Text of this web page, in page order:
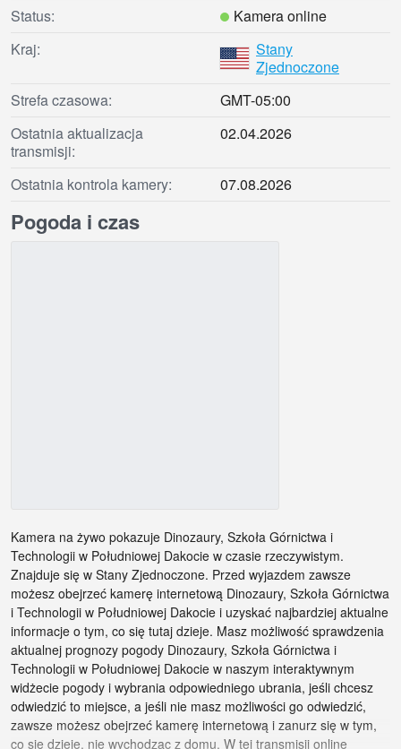
Status:
Kamera online
Kraj:
Stany
Zjednoczone
Strefa czasowa:
GMT-05:00
Ostatnia aktualizacja
transmisji:
02.04.2026
Ostatnia kontrola kamery: 07.08.2026
Pogoda i czas
Kamera na żywo pokazuje Dinozaury, Szkoła Górnictwa i
Technologii w Południowej Dakocie w czasie rzeczywistym.
Znajduje się w Stany Zjednoczone. Przed wyjazdem zawsze
możesz obejrzeć kamerę internetową Dinozaury, Szkoła Górnictwa
i Technologii w Południowej Dakocie i uzyskać najbardziej aktualne
informacje o tym, co się tutaj dzieje. Masz możliwość sprawdzenia
aktualnej prognozy pogody Dinozaury, Szkoła Górnictwa i
Technologii w Południowej Dakocie w naszym interaktywnym
widżecie pogody i wybrania odpowiedniego ubrania, jeśli chcesz
odwiedzić to miejsce, a jeśli nie masz możliwości go odwiedzić,
zawsze możesz obejrzeć kamerę internetową i zanurz się w tym,
co się dzieje, nie wychodząc z domu. W tej transmisji online